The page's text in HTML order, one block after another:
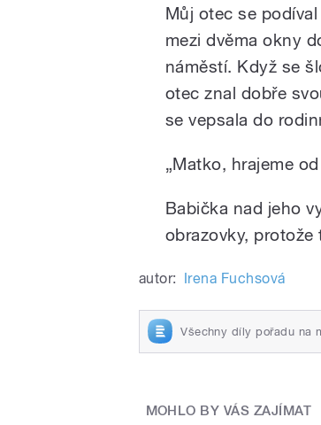
Můj otec se
mezi dvěma okny
náměstí. Když se
otec znal dobře
se vepsala do
„Matko, hrajeme
Babička nad jeho
obrazovky,
autor: Irena Fuchsová
Všechny díly pořadu na
MOHLO BY VÁS ZAJÍMAT